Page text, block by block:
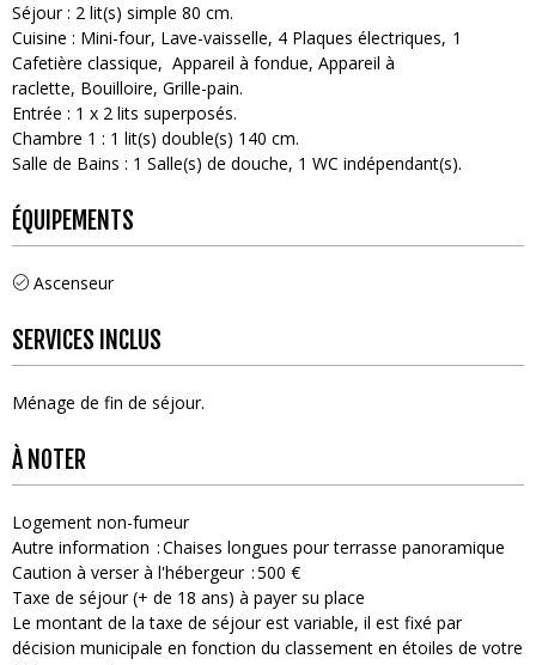
Séjour: 2 lit(s) simple 80 cm
Cuisine : Mini-four Lave-vaisselle 4 Plaques électriques 1
Cafetière classique
Appareil à fondue Appareil à
raclette Bouilloire Grille-pain
Entrée : 1 x 2 lits superposés
Chambre 1 : 1 lit(s) double(s) 140 cm
Salle de Bains : 1 Salle(s) de douche 1 WC indépendant(s)
ÉQUIPEMENTS
Ascenseur
SERVICES INCLUS
Ménage de fin de séjour
À NOTER
Logement non-fumeur
Autre information
Chaises longues pour terrasse panoramique
Caution à verser à l'hébergeur 500 €
Taxe de séjour (+ de 18 ans) à payer su place
Le montant de la taxe de séjour est variable, il est fixé par
décision municipale en fonction du classement en étoiles de votre